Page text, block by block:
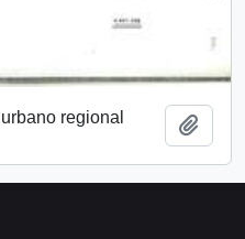
regional